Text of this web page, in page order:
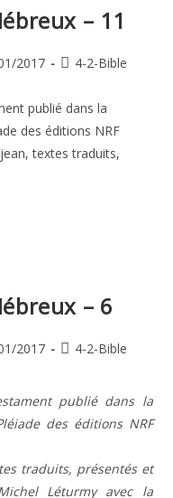
– 11
2017
Post4-2-Bible
publié dans la
des éditions NRF
textes traduits,
– 6
2017
Post4-2-Bible
publié dans la
des éditions NRF
traduits, présentés et
Léturmy avec la